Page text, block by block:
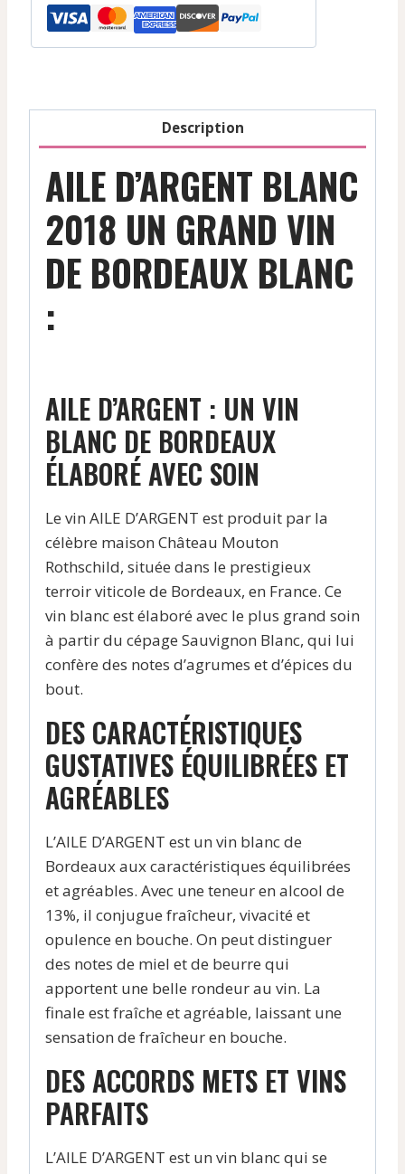
De
Bordeaux
-
Description
AILE D’ARGENT BLANC
2018 UN GRAND VIN
DE BORDEAUX BLANC
:
AILE D’ARGENT : UN VIN
BLANC DE BORDEAUX
ÉLABORÉ AVEC SOIN
Le vin AILE D’ARGENT est produit par la
célèbre maison Château Mouton
Rothschild, située dans le prestigieux
terroir viticole de Bordeaux, en France. Ce
vin blanc est élaboré avec le plus grand soin
à partir du cépage Sauvignon Blanc, qui lui
confère des notes d’agrumes et d’épices du
bout.
DES CARACTÉRISTIQUES
GUSTATIVES ÉQUILIBRÉES ET
AGRÉABLES
L’AILE D’ARGENT est un vin blanc de
Bordeaux aux caractéristiques équilibrées
et agréables. Avec une teneur en alcool de
13%, il conjugue fraîcheur, vivacité et
opulence en bouche. On peut distinguer
des notes de miel et de beurre qui
apportent une belle rondeur au vin. La
finale est fraîche et agréable, laissant une
sensation de fraîcheur en bouche.
DES ACCORDS METS ET VINS
PARFAITS
L’AILE D’ARGENT est un vin blanc qui se